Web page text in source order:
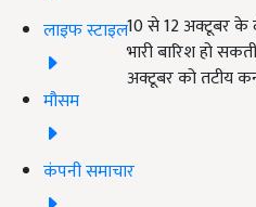
लाइफ स्टाइल
मौसम
कंपनी समाचार
10 से 12 अक्टूबर के
भारी बारिश हो
अक्टूबर को तटीय